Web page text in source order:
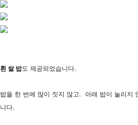
흰 쌀 밥도 제공되었습니다.
밥을 한 번에 많이 짓지 않고. 아래 밥이 눌리지
니다.